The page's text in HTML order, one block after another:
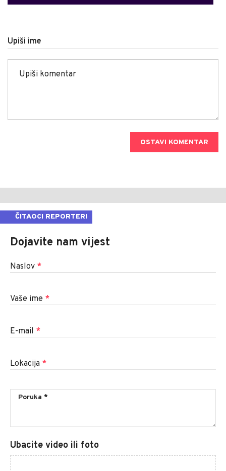
Upiši ime
OSTAVI KOMENTAR
ČITAOCI REPORTERI
Dojavite nam vijest
Naslov *
Vaše ime *
E-mail *
Lokacija *
Ubacite video ili foto